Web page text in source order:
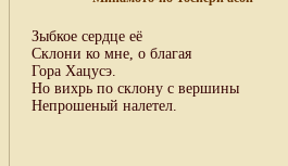
Зыбкое сердце её
Склони ко мне, о благая
Гора Хацусэ.
Но вихрь по склону с вершины
Непрошеный налетел.